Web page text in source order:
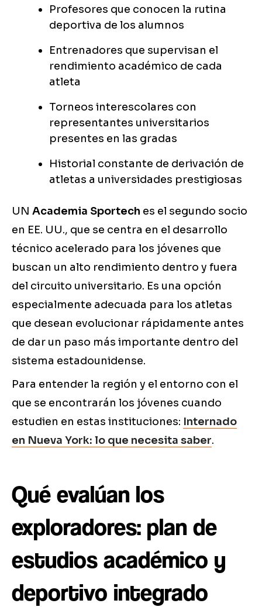
Profesores que conocen la rutina
deportiva de los alumnos
Entrenadores que supervisan el
rendimiento académico de cada
atleta
Torneos interescolares con
representantes universitarios
presentes en las gradas
Historial constante de derivación de
atletas a universidades prestigiosas
UN Academia Sportech es el segundo socio
en EE. UU., que se centra en el desarrollo
técnico acelerado para los jóvenes que
buscan un alto rendimiento dentro y fuera
del circuito universitario. Es una opción
especialmente adecuada para los atletas
que desean evolucionar rápidamente antes
de dar un paso más importante dentro del
sistema estadounidense.
Para entender la región y el entorno con el
que se encontrarán los jóvenes cuando
estudien en estas instituciones: Internado
en Nueva York: lo que necesita saber.
Qué evalúan los
exploradores: plan de
estudios académico y
deportivo integrado